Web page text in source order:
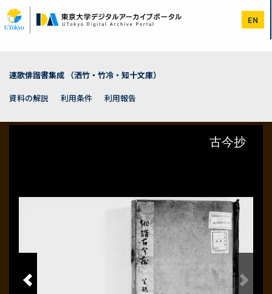
イ
ン
EN
連歌俳諧書集成 （洒竹・竹冷・知十文庫）
資料の解説
利用条件 利用報告